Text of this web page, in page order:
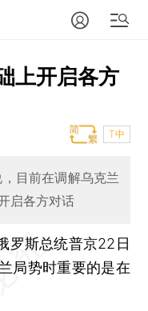
上开启各方
T中
目前在调解乌克兰
启各方对话
斯总统普京22日
局势时重要的是在